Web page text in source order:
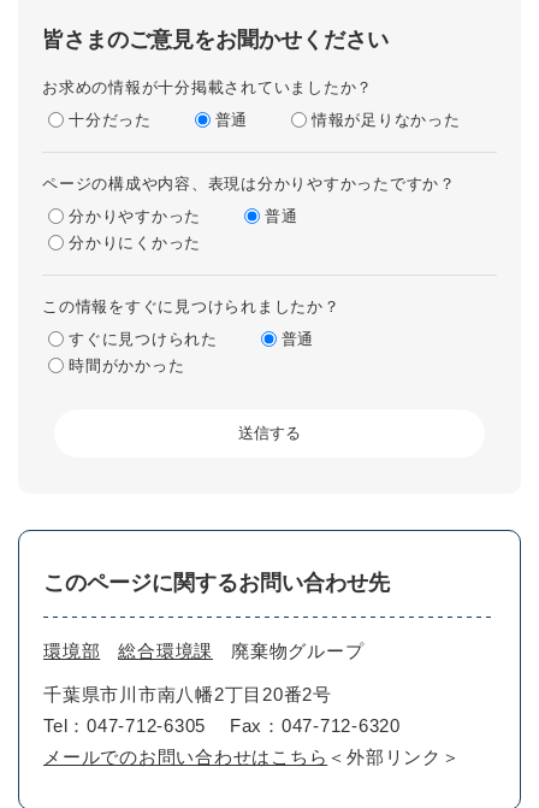
皆さまのご意見をお聞かせください
お求めの情報が十分掲載されていましたか？
十分だった
普通 情報が足りなかった
ページの構成や内容、表現は分かりやすかったですか？
分かりやすかった
普通
分かりにくかった
この情報をすぐに見つけられましたか？
すぐに見つけられた
普通
時間がかかった
このページに関するお問い合わせ先
環境部 総合環境課 廃棄物グループ
千葉県市川市南八幡2丁目20番2号
Tel：047-712-6305
Fax：047-712-6320
メールでのお問い合わせはこちら ＜外部リンク＞